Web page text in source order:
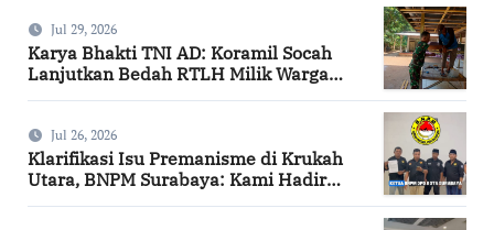
Jul 29, 2026
Karya Bhakti TNI AD: Koramil Socah
Lanjutkan Bedah RTLH Milik Warga
Jul 26, 2026
Klarifikasi Isu Premanisme di Krukah
Utara, BNPM Surabaya: Kami Hadir